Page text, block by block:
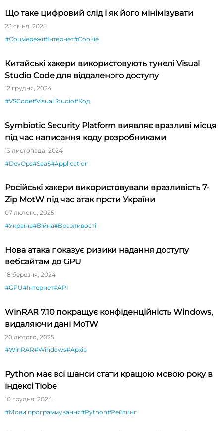
Що таке цифровий слід і як його мінімізувати
23 січня, 2025
#Соцмережі#Інтернет#Cookie
Китайські хакери використовують тунелі Visual
Studio Code для віддаленого доступу
12 грудня, 2024
#VSCode#Visual Studio#Код
Symbiotic Security Platform виявляє вразливі місця
під час написання коду розробниками
13 листопада, 2024
#DevOps#SaaS#Application
Російські хакери використовували вразливість 7-
Zip MotW під час атак проти України
07 лютого, 2025
#Україна#Війна#Вразливості
Нова атака показує ризики надання доступу
вебсайтам до GPU
18 березня, 2024
#GPU#Інтернет#API
WinRAR 7.10 покращує конфіденційність Windows,
видаляючи дані MoTW
20 лютого, 2025
#WinRAR#Windows#Архів
Python має всі шанси стати кращою мовою року в
індексі Tiobe
10 грудня, 2024
#Мови программування#Python#Рейтинг